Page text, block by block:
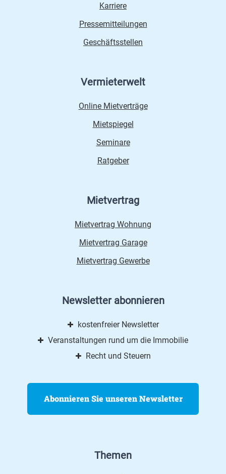
Karriere
Pressemitteilungen
Geschäftsstellen
Vermieterwelt
Online Mietverträge
Mietspiegel
Seminare
Ratgeber
Mietvertrag
Mietvertrag Wohnung
Mietvertrag Garage
Mietvertrag Gewerbe
Newsletter abonnieren
kostenfreier Newsletter
Veranstaltungen rund um die Immobilie
Recht und Steuern
Abonnieren Sie unseren Newsletter
Themen